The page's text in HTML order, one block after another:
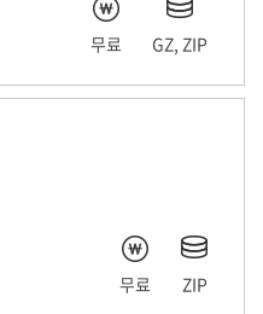
무료 GZ, ZIP
무료 ZIP